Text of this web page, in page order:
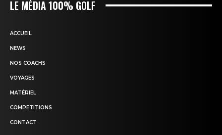
LE MÉDIA 100% GOLF
ACCUEIL
NEWS
NOS COACHS
VOYAGES
MATÉRIEL
COMPETITIONS
CONTACT